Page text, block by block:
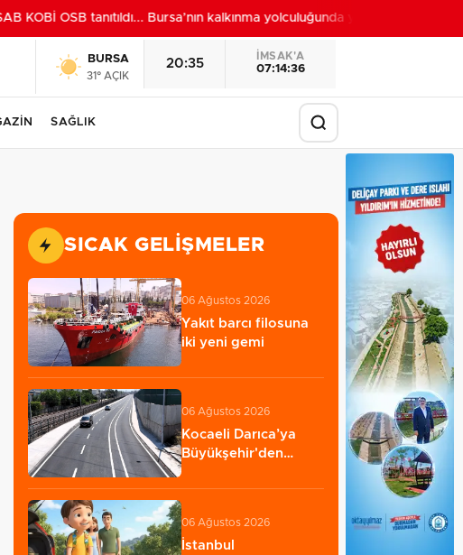
KOBİ OSB tanıtıldı... Bursa’nın kalkınma yolculuğunda yeni dönem
BURSA
31° AÇIK
20:35
İMSAK'A
07:14:34
SAĞLIK
SICAK GELIŞMELER
06 Ağustos 2026
Yakıt barcı filosuna
iki yeni gemi
06 Ağustos 2026
Kocaeli Darıca’ya
Büyükşehir'den
yatırımı…
06 Ağustos 2026
İstanbul